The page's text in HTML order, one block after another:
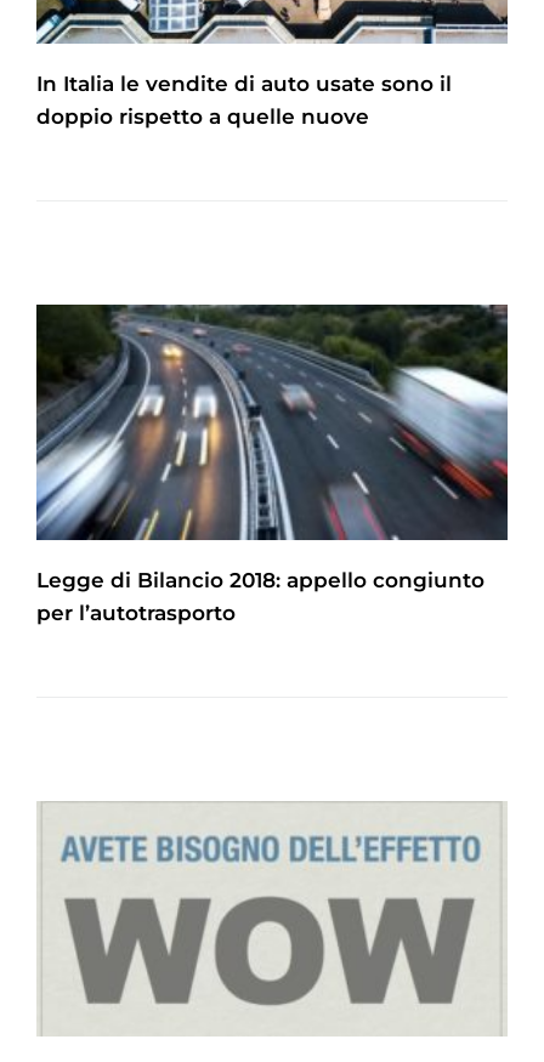
In Italia le vendite di auto usate sono il
doppio rispetto a quelle nuove
Legge di Bilancio 2018: appello congiunto
per l’autotrasporto